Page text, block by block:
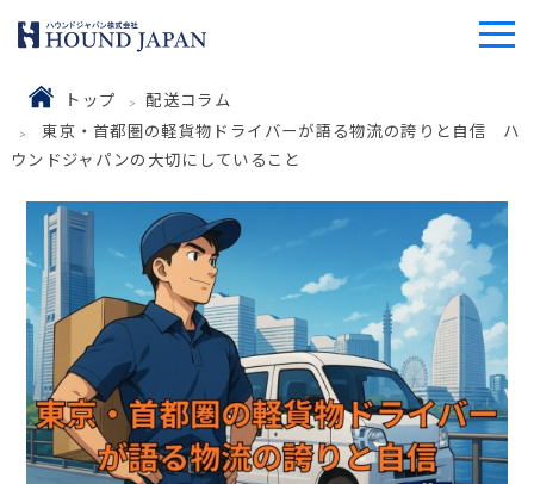
トップ
配送コラム
東京・首都圏の軽貨物ドライバーが語る物流の誇りと自信 ハ
ウンドジャパンの大切にしていること